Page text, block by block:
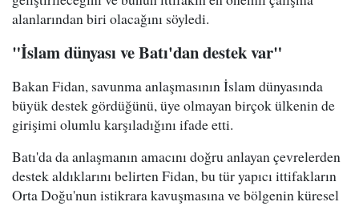
alanlarından biri olacağını söyledi.
"İslam dünyası ve Batı'dan destek var"
Bakan Fidan, savunma anlaşmasının İslam dünyasında
büyük destek gördüğünü, üye olmayan birçok ülkenin de
girişimi olumlu karşıladığını ifade etti.
Batı'da da anlaşmanın amacını doğru anlayan çevrelerden
destek aldıklarını belirten Fidan, bu tür yapıcı ittifakların
Orta Doğu'nun istikrara kavuşmasına ve bölgenin küresel